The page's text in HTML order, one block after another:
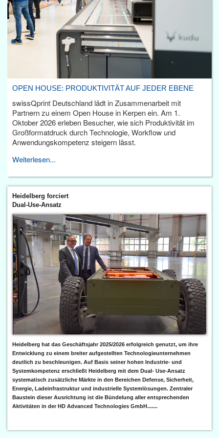
OPEN HOUSE: PRODUKTIVITÄT AUF JEDER EBENE
swissQprint Deutschland lädt in Zusammenarbeit mit
Partnern zu einem Open House in Kerpen ein. Am 1.
Oktober 2026 erleben Besucher, wie sich Produktivität im
Großformatdruck durch Technologie, Workflow und
Anwendungskompetenz steigern lässt.
Weiterlesen...
Heidelberg forciert
Dual-Use-Ansatz
Heidelberg hat das Geschäftsjahr 2025/2026 erfolgreich genutzt, um ihre
Entwicklung zu einem breiter aufgestellten Technologieunternehmen
deutlich zu beschleunigen. Auf Basis seiner hohen Industrie- und
Systemkompetenz erschließt Heidelberg mit dem Dual- Use-Ansatz
systematisch zusätzliche Märkte in den Bereichen Defense, Sicherheit,
Energie, Ladeinfrastruktur und industrielle Systemlösungen. Zentraler
Baustein dieser Ausrichtung ist die Bündelung aller entsprechenden
Aktivitäten in der HD Advanced Technologies GmbH.......